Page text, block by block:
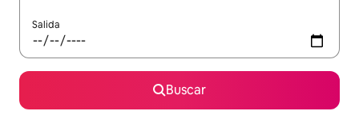
Salida
Buscar